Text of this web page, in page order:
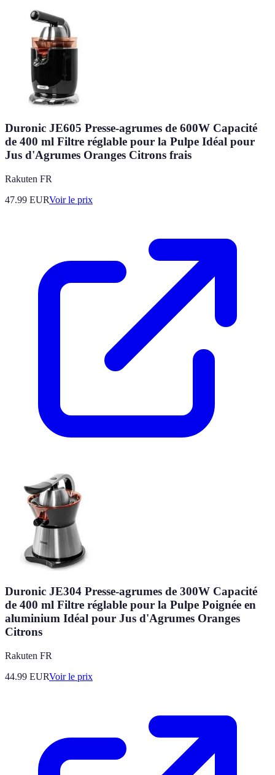
Duronic JE605 Presse-agrumes de 600W Capacité
de 400 ml Filtre réglable pour la Pulpe Idéal pour
Jus d'Agrumes Oranges Citrons frais
Rakuten FR
47.99 EURVoir le prix
Duronic JE304 Presse-agrumes de 300W Capacité
de 400 ml Filtre réglable pour la Pulpe Poignée en
aluminium Idéal pour Jus d'Agrumes Oranges
Citrons
Rakuten FR
44.99 EURVoir le prix